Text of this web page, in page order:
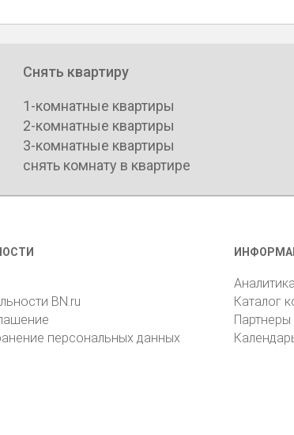
Снять квартиру
1-комнатные квартиры
2-комнатные квартиры
3-комнатные квартиры
снять комнату в квартире
BN.ru
персональных данных
Каталог
Партнеры